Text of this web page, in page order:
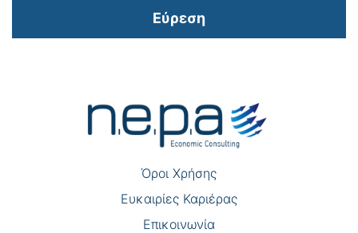
Εύρεση
Όροι Χρήσης
Eυκαιρίες Καριέρας
Επικοινωνία